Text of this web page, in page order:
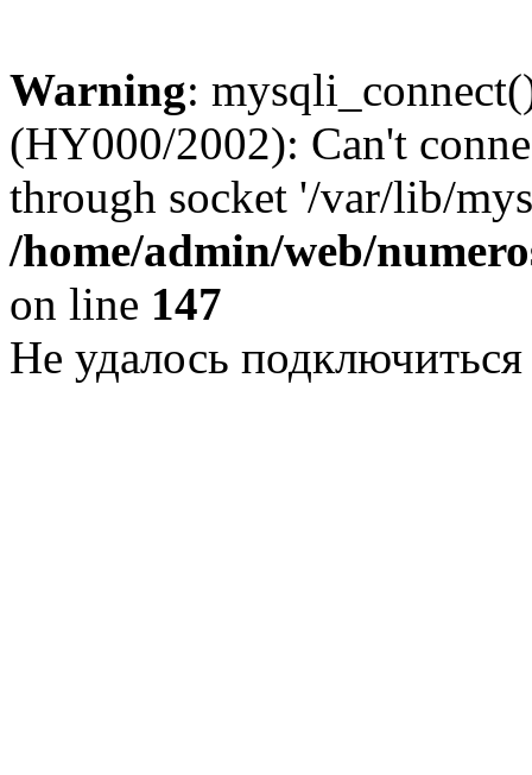
Warning:
(HY000/2002): Can't
through socket '/var/lib/
/home/admin/web/
on line 147
Не удалось